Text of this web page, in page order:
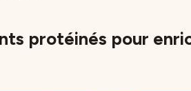
protéinés pour